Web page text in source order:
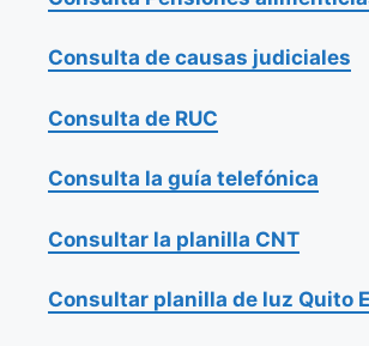
Consulta de causas judiciales
Consulta de RUC
Consulta la guía telefónica
Consultar la planilla CNT
Consultar planilla de luz Quito